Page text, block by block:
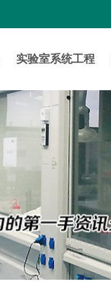
实验室系统工程